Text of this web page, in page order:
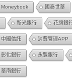
Moneybook 國泰世華
新光銀行 花旗銀
中國信託 消費管理APP
彰化銀行 永豐銀行
華南銀行